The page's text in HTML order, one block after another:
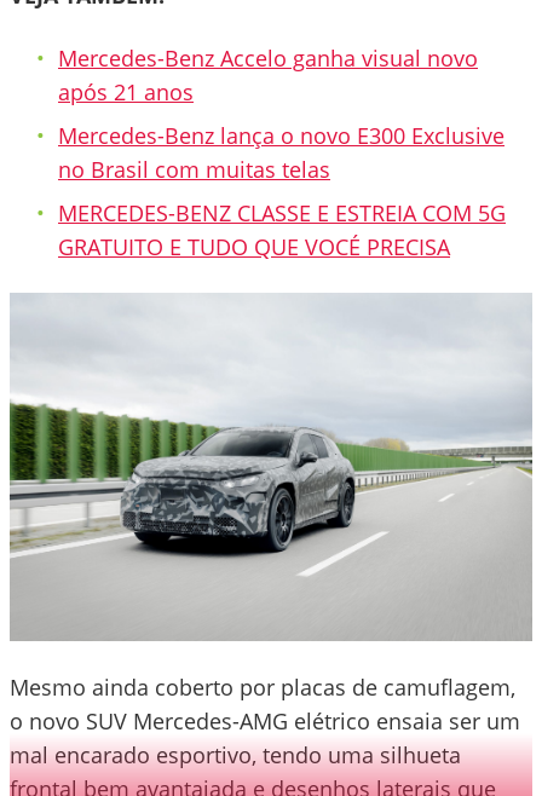
Mercedes-Benz Accelo ganha visual novo
após 21 anos
Mercedes-Benz lança o novo E300 Exclusive
no Brasil com muitas telas
MERCEDES-BENZ CLASSE E ESTREIA COM 5G
GRATUITO E TUDO QUE VOCÉ PRECISA
Mesmo ainda coberto por placas de camuflagem,
o novo SUV Mercedes-AMG elétrico ensaia ser um
mal encarado esportivo, tendo uma silhueta
frontal bem avantajada e desenhos laterais que